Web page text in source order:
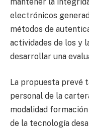
electrónicos
métodos de
actividades de los y
desarrollar una
La propuesta prevé
personal de la
modalidad
de la tecnología